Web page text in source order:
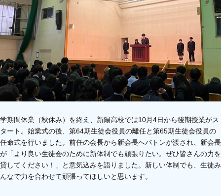
学期間休業（秋休み）を終え、新陽高校では10月4日から後期授業がス
タート。始業式の後、第64期生徒会役員の離任と第65期生徒会役員の
任命式を行いました。前任の会長から新会長へバトンが渡され、新会長
が「より良い生徒会のために新体制でも頑張りたい。ぜひ皆さんの力を
貸してください！」と意気込みを語りました。新しい体制でも、生徒み
んなで力を合わせて頑張ってほしいと思います。